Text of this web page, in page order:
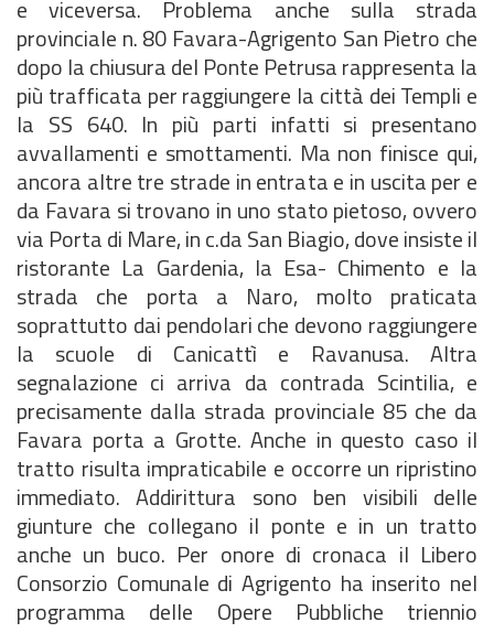
e viceversa. Problema anche sulla strada
provinciale n. 80 Favara-Agrigento San Pietro che
dopo la chiusura del Ponte Petrusa rappresenta la
più trafficata per raggiungere la città dei Templi e
la SS 640. In più parti infatti si presentano
avvallamenti e smottamenti. Ma non finisce qui,
ancora altre tre strade in entrata e in uscita per e
da Favara si trovano in uno stato pietoso, ovvero
via Porta di Mare, in c.da San Biagio, dove insiste il
ristorante La Gardenia, la Esa- Chimento e la
strada che porta a Naro, molto praticata
soprattutto dai pendolari che devono raggiungere
la scuole di Canicattì e Ravanusa. Altra
segnalazione ci arriva da contrada Scintilia, e
precisamente dalla strada provinciale 85 che da
Favara porta a Grotte. Anche in questo caso il
tratto risulta impraticabile e occorre un ripristino
immediato. Addirittura sono ben visibili delle
giunture che collegano il ponte e in un tratto
anche un buco. Per onore di cronaca il Libero
Consorzio Comunale di Agrigento ha inserito nel
programma delle Opere Pubbliche triennio